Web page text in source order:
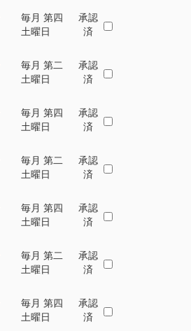
毎月 第四
土曜日
承認
済
毎月 第二
土曜日
承認
済
毎月 第四
土曜日
承認
済
毎月 第二
土曜日
承認
済
毎月 第四
土曜日
承認
済
毎月 第二
土曜日
承認
済
毎月 第四
土曜日
承認
済